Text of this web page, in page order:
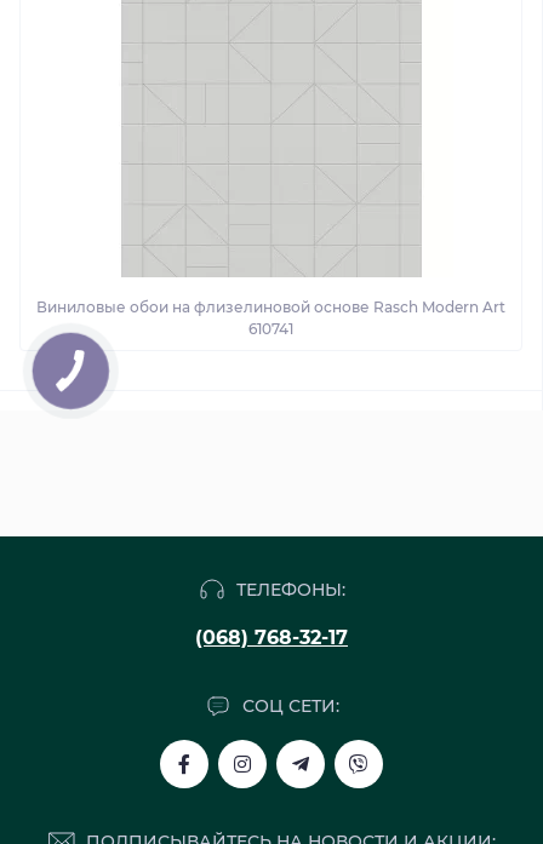
Виниловые обои на флизелиновой основе Rasch Modern Art
610741
ТЕЛЕФОНЫ:
(068) 768-32-17
СОЦ СЕТИ: